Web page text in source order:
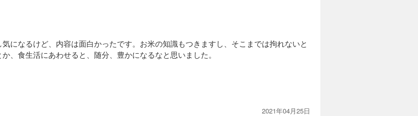
になるけど、内容は面白かったです。お米の知識もつきますし、そこまでは拘れないと
、食生活にあわせると、随分、豊かになるなと思いました。
2021年04月25日